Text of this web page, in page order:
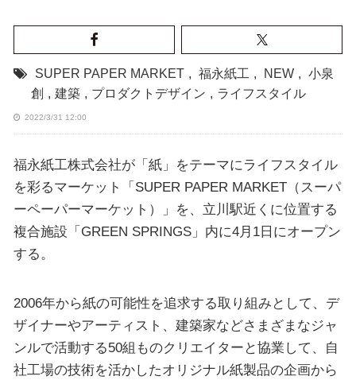
SUPER PAPER MARKET , 福永紙工 , NEW , 小泉
創 , 建築 , プロダクトデザイン , ライフスタイル
2022/3/31 12:00
福永紙工株式会社が「紙」をテーマにライフスタイル
を彩るマーケット「SUPER PAPER MARKET（スーパ
ーペーパーマーケット）」を、立川駅近くに位置する
複合施設「GREEN SPRINGS」内に4月1日にオープン
する。
2006年から紙の可能性を追求する取り組みとして、デ
ザイナーやアーティスト、建築家などさまざまなジャ
ンルで活動する50組ものクリエイターと協業して、自
社工場の技術を活かしたオリジナル紙製品の企画から